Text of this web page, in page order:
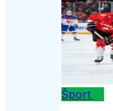
Šport